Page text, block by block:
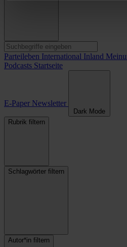
Parteileben International Inland
Podcasts Startseite
E-Paper Newsletter
Dark Mode
Rubrik filtern
Schlagwörter filtern
Autor*in filtern